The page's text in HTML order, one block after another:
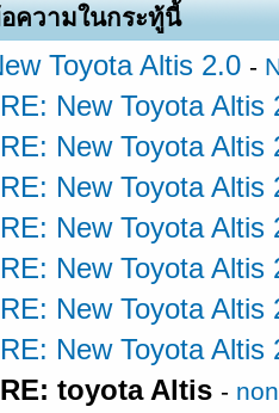
ความในกระทู้นี้
Toyota Altis 2.0 -
RE: New Toyota Altis
RE: New Toyota Altis
RE: New Toyota Altis
RE: New Toyota Altis
RE: New Toyota Altis
RE: New Toyota Altis
RE: New Toyota Altis
RE: toyota Altis -